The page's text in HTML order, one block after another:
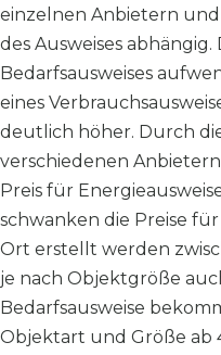
einzelnen Anbietern
des Ausweises
Bedarfsausweises
eines
deutlich höher. Durch
verschiedenen
Preis für
schwanken die Preise
Ort erstellt werden
je nach Objektgröße
Bedarfsausweise
Objektart und Größe ab